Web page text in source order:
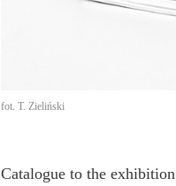
fot. T. Zieliński
Catalogue to the exhibition